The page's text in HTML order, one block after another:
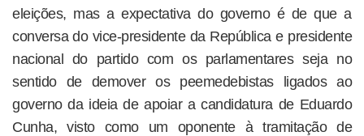
eleições, mas a expectativa do governo é de que a
conversa do vice-presidente da República e presidente
nacional do partido com os parlamentares seja no
sentido de demover os peemedebistas ligados ao
governo da ideia de apoiar a candidatura de Eduardo
Cunha, visto como um oponente à tramitação de